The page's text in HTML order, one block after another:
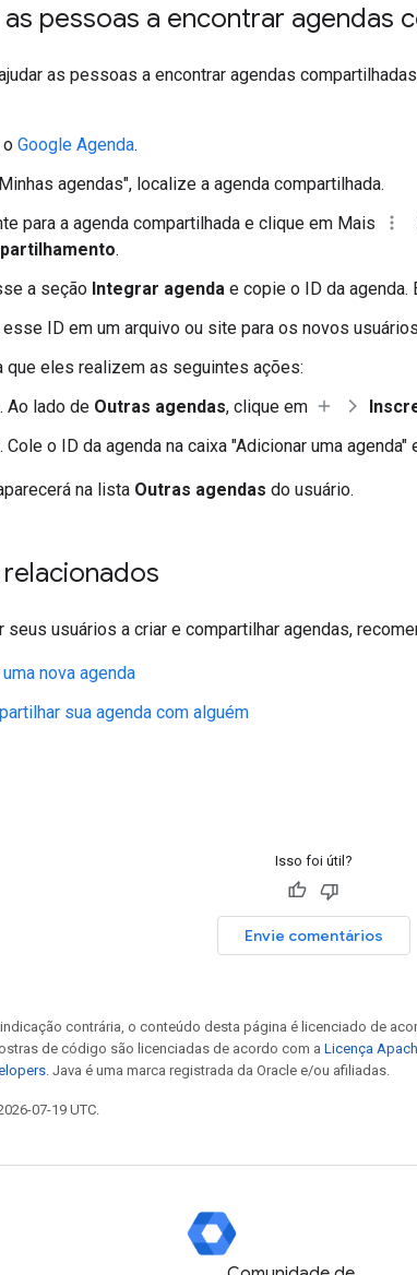
pessoas a encontrar agendas
as pessoas a encontrar agendas
o Google Agenda.
agendas", localize a agenda compartilhada.
para a agenda compartilhada e clique em Mais
.
a seção Integrar agenda e copie o ID da agenda.
ID em um arquivo ou site para os novos
que eles realizem as seguintes ações:
Ao lado de Outras agendas, clique em
Cole o ID da agenda na caixa "Adicionar uma
na lista Outras agendas do usuário.
relacionados
seus usuários a criar e compartilhar agendas,
uma nova agenda
sua agenda com alguém
Isso foi útil?
Envie comentários
contrária, o conteúdo desta página é licenciado de
de código são licenciadas de acordo com a Licença
. Java é uma marca registrada da Oracle e/ou afiliadas.
07-19 UTC.